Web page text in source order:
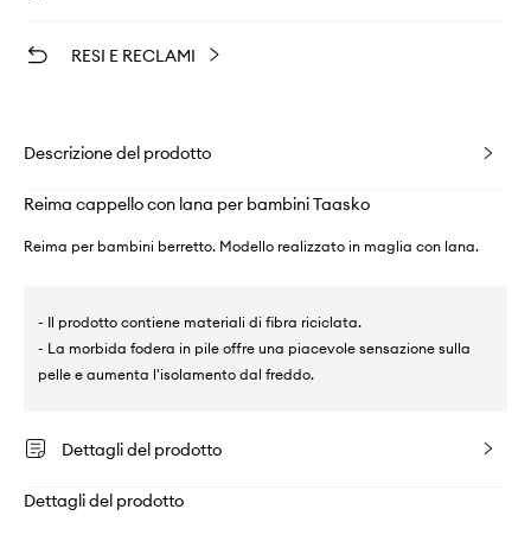
RESI E RECLAMI
Descrizione del prodotto
Reima cappello con lana per bambini Taasko
Reima per bambini berretto. Modello realizzato in maglia con lana.
- Il prodotto contiene materiali di fibra riciclata.
- La morbida fodera in pile offre una piacevole sensazione sulla
pelle e aumenta l'isolamento dal freddo.
Dettagli del prodotto
Dettagli del prodotto